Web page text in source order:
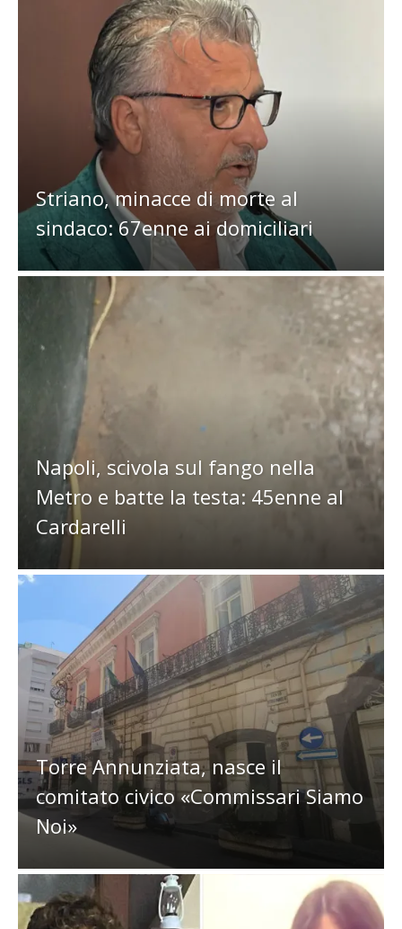
Striano, minacce di morte al
sindaco: 67enne ai domiciliari
Napoli, scivola sul fango nella
Metro e batte la testa: 45enne al
Cardarelli
Torre Annunziata, nasce il
comitato civico «Commissari Siamo
Noi»